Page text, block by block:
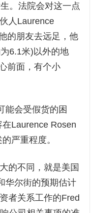
。法院会对这一点
人Laurence
的朋友去远足，他
6.1米)以外的地
前面，有个小
能会受假货的困
在Laurence Rosen
严重程度。
的不同，就是美国
华尔街的预期估计
者关系工作的Fred